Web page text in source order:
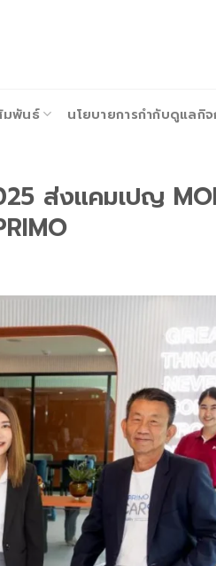
มพันธ์ นโยบายการกำกับดูแลกิ
ส่งแคมเปญ